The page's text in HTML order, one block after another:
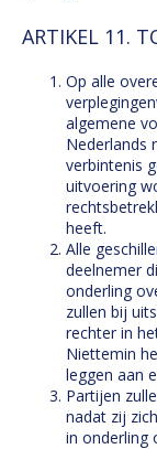
ARTIKEL 11.
Op alle
algemene
Nederlands
verbintenis
uitvoering
heeft.
Alle
deelnemer
onderling
zullen bij
rechter in
Niettemin
leggen aan
Partijen
nadat zij
in onderling